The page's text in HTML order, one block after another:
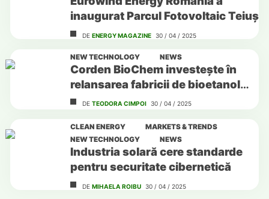
inaugurat Parcul Fotovoltaic Teiuș
DE ENERGY MAGAZINE 30 / 04 / 2025
NEW TECHNOLOGY NEWS
Corden BioChem investește în
relansarea fabricii de bioetanol
din Podari
DE TEODORA CIMPOI 30 / 04 / 2025
CLEAN ENERGY
MARKETS & TRENDS
NEW TECHNOLOGY
NEWS
Industria solară cere standarde
pentru securitate cibernetică
DE MIHAELA ROIBU 30 / 04 / 2025